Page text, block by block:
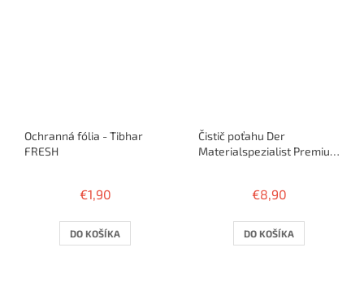
Ochranná fólia - Tibhar
FRESH
€1,90
DO KOŠÍKA
Čistič poťahu Der
Materialspezialist Premium
€8,90
DO KOŠÍKA